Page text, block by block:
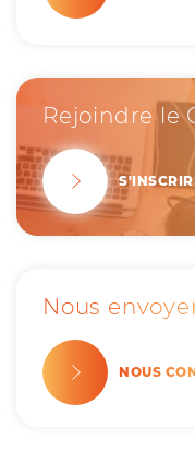
Rejoindre le
Nous
NOUS